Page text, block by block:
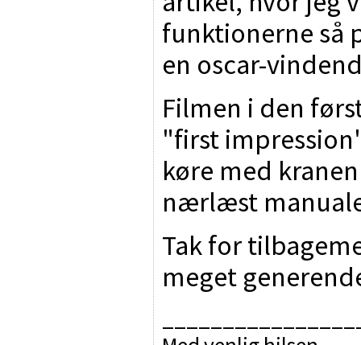
funktionerne så
en oscar-
Filmen i den
"first
køre med
nærlæst
Tak for
meget